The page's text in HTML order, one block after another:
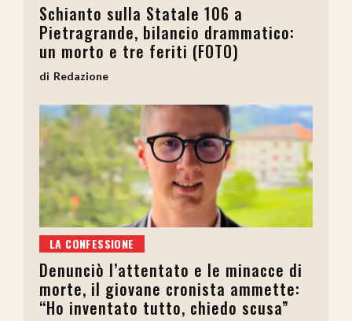
Schianto sulla Statale 106 a
Pietragrande, bilancio drammatico:
un morto e tre feriti (FOTO)
Redazione
LA CONFESSIONE
Denunciò l’attentato e le minacce di
morte, il giovane cronista ammette:
“Ho inventato tutto, chiedo scusa”